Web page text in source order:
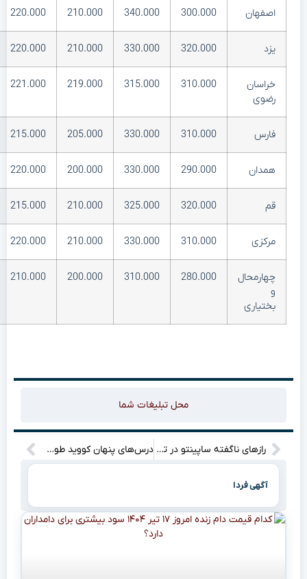
اصفهان 300.000
340.000
210.000
220.000
یزد 320.000
330.000
210.000
220.000
خراسان
رضوی
310.000
315.000
219.000
221.000
فارس 310.000
330.000
205.000
215.000
همدان 290.000
330.000
200.000
220.000
قم 320.000
325.000
210.000
215.000
مرکزی 310.000
330.000
210.000
220.000
چهارمحال
و
بختیاری
280.000
310.000
200.000
210.000
محل تبلیغات شما
رازهای ناگفته ساپینتو در تهران: چرا او این حرف‌ها را زد؟” درس‌های پنهان کووید طولانی برای روانپزشکی: رازهایی که ذهن‌ها را متحول می‌کند
آگهی فردا